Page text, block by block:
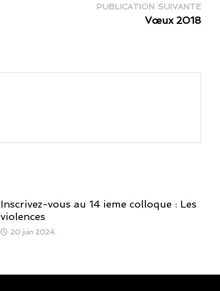
PUBLICATION SUIVANTE
Vœux 2018
Inscrivez-vous au 14 ieme colloque : Les
violences
20 juin 2024